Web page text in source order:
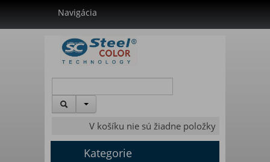
Navigácia
V košíku nie sú žiadne položky
Kategorie